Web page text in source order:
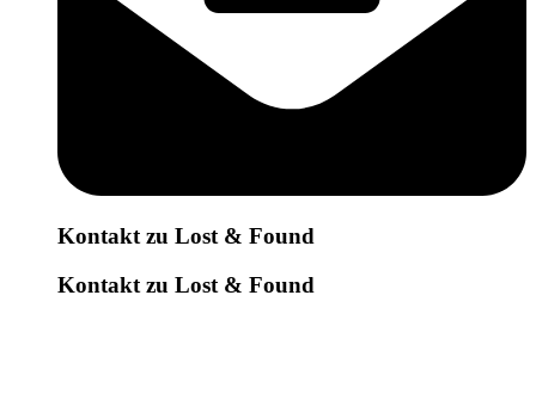
Kontakt zu Lost & Found
Kontakt zu Lost & Found